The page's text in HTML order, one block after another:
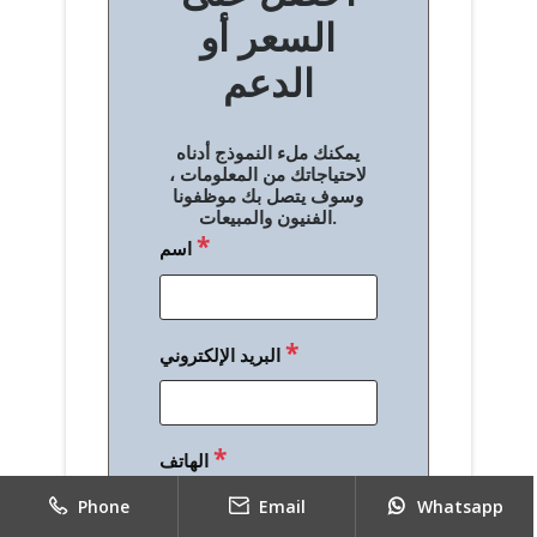
السعر أو
الدعم
يمكنك ملء النموذج أدناه
لاحتياجاتك من المعلومات ،
وسوف يتصل بك موظفونا
الفنيون والمبيعات.
اسم*
البريد الإلكتروني*
الهاتف*
Phone Email Whatsapp